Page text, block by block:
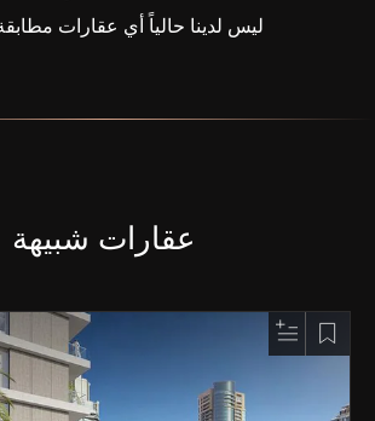
ليس لدينا حالياً أي عقارات
عقارات شبيهة